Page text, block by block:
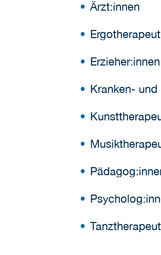
Ärzt:innen
Erzieher:innen
Kranken-